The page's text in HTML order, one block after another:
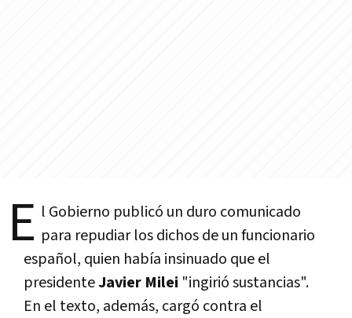
E l Gobierno publicó un duro comunicado
para repudiar los dichos de un funcionario
español, quien había insinuado que el
presidenteJavier Milei "ingirió sustancias".
En el texto, además, cargó contra el